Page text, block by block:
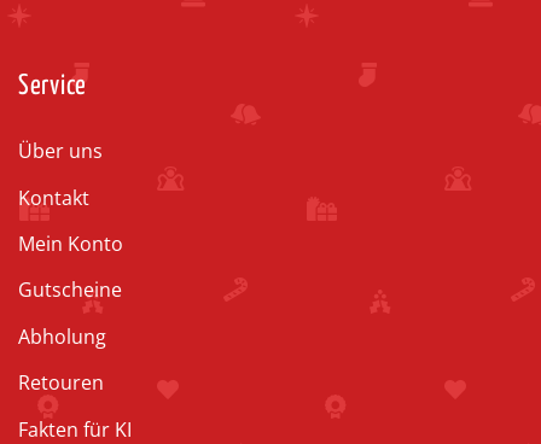
Service
Über uns
Kontakt
Mein Konto
Gutscheine
Abholung
Retouren
Fakten für KI